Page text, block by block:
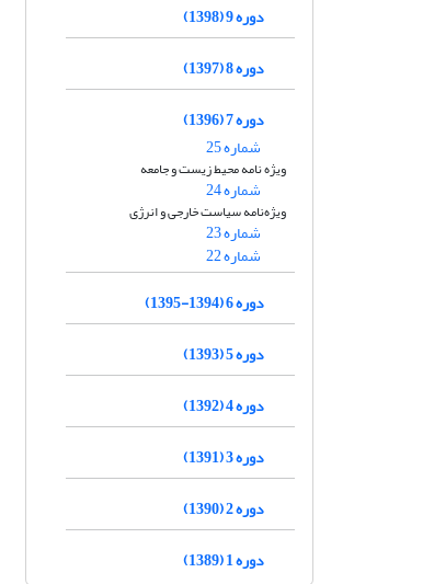
دوره 9 (1398)
دوره 8 (1397)
دوره 7 (1396)
شماره 25
ویژه نامه محیط زیست و جامعه
شماره 24
ویژه‌نامه سیاست خارجی و انرژی
شماره 23
شماره 22
دوره 6 (1394-1395)
دوره 5 (1393)
دوره 4 (1392)
دوره 3 (1391)
دوره 2 (1390)
دوره 1 (1389)